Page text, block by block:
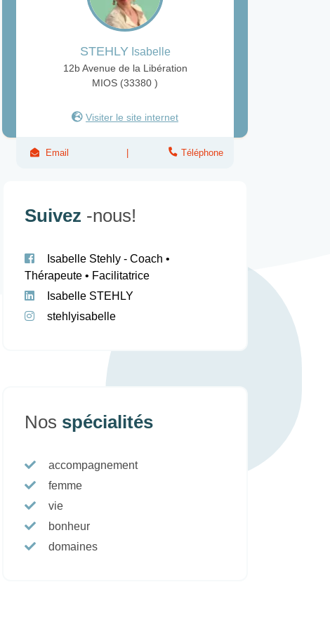
STEHLYIsabelle
12b Avenue de la Libération
MIOS (33380 )
Visiter le site internet
Email Téléphone
Suivez -nous!
Isabelle Stehly - Coach •
Thérapeute • Facilitatrice
Isabelle STEHLY
stehlyisabelle
Nos spécialités
accompagnement
femme
vie
bonheur
domaines